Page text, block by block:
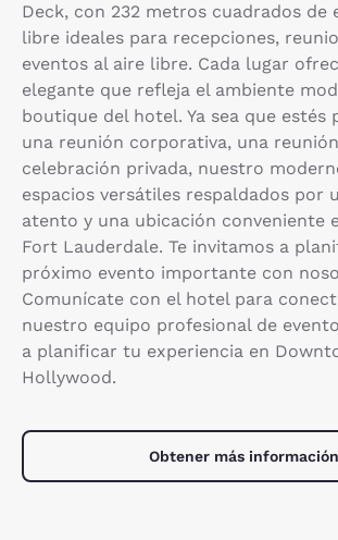
Deck, con 232 metros cuadrados de
libre ideales para recepciones,
eventos al aire libre. Cada lugar
elegante que refleja el ambiente
boutique del hotel. Ya sea que estés
una reunión corporativa, una
celebración privada, nuestro
espacios versátiles respaldados por
atento y una ubicación conveniente
Fort Lauderdale. Te invitamos a
próximo evento importante con
Comunícate con el hotel para
nuestro equipo profesional de
a planificar tu experiencia en
Hollywood.
Obtener más información